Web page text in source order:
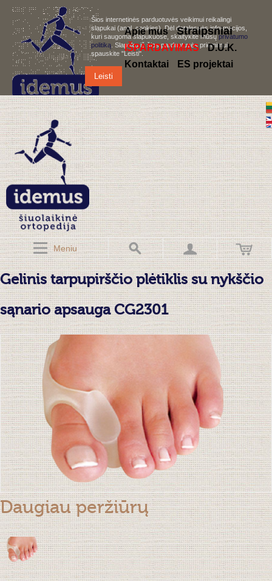
Šios internetinės parduotuvės veikimui reikalingi
slapukai (angl. cookies). Dėl detalesnės informacijos,
kuri saugoma slapukuose, skaitykite mūsųprivatumo
politiką . Slapukų iš šios parduotuvės priėmimui,
spauskite "Leisti".
Leisti
Meniu
Apie mus Straipsniai
IŠPARDAVIMAS
D.U.K.
Kontaktai
ES projektai
Gelinis tarpupirščio plėtiklis su nykščio
sąnario apsauga CG2301
Daugiau peržiūrų